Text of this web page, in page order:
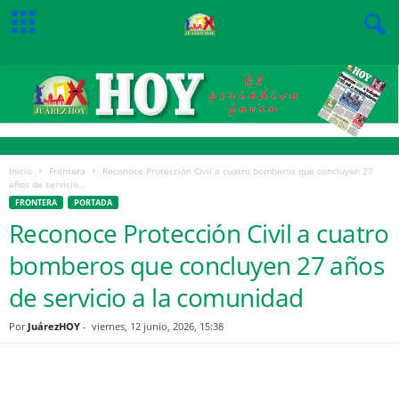
Inicio Frontera
Reconoce Protección Civil a cuatro bomberos que concluyen 27
años de servicio...
FRONTERA PORTADA
Reconoce Protección Civil a cuatro
bomberos que concluyen 27 años
de servicio a la comunidad
Por JuárezHOY - viernes, 12 junio, 2026, 15:38